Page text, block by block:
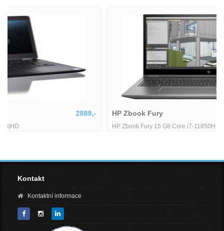
HP Zbook Fury 15 G8 Core i7-11850H 25 GHz 32GB RAM 1TB SSD
Kontakt
Kontaktní informace